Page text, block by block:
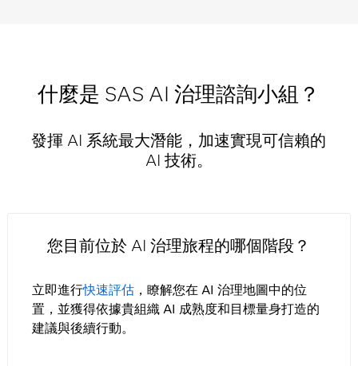
什麼是 SAS AI 治理諮詢小組？
發揮 AI 系統最大潛能，加速實現可信賴的
AI 技術。
您目前位於 AI 治理旅程的哪個階段？
立即進行快速評估，瞭解您在 AI 治理地圖中的位
置，並獲得依據貴組織 AI 成熟度和目標量身打造的
建議與後續行動。